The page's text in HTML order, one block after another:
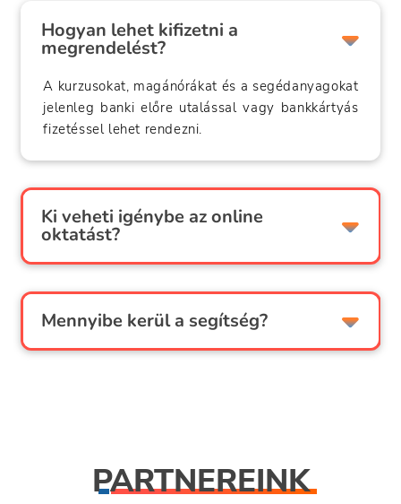
Hogyan lehet kifizetni a
megrendelést?
A kurzusokat, magánórákat és a segédanyagokat
jelenleg banki előre utalással vagy bankkártyás
fizetéssel lehet rendezni.
Ki veheti igénybe az online
oktatást?
Mennyibe kerül a segítség?
PARTNEREINK